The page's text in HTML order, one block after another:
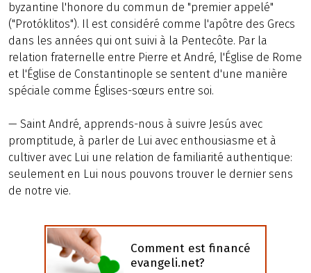
byzantine l'honore du commun de "premier appelé"
("Protóklitos"). Il est considéré comme l'apôtre des Grecs
dans les années qui ont suivi à la Pentecôte. Par la
relation fraternelle entre Pierre et André, l'Église de Rome
et l'Église de Constantinople se sentent d'une manière
spéciale comme Églises-sœurs entre soi.
— Saint André, apprends-nous à suivre Jesús avec
promptitude, à parler de Lui avec enthousiasme et à
cultiver avec Lui une relation de familiarité authentique:
seulement en Lui nous pouvons trouver le dernier sens
de notre vie.
Comment est financé
evangeli.net?